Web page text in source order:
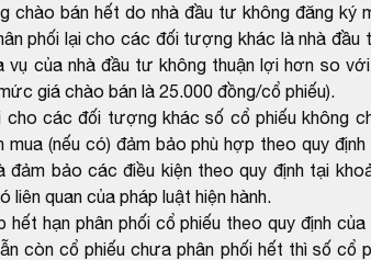
chào bán hết do nhà đầu tư không đăng ký
phối lại cho các đối tượng khác là nhà
vụ của nhà đầu tư không thuận lợi hơn so
giá chào bán là 25.000 đồng/cổ phiếu).
cho các đối tượng khác số cổ phiếu không
mua (nếu có) đảm bảo phù hợp theo quy
đảm bảo các điều kiện theo quy định tại
liên quan của pháp luật hiện hành.
hết hạn phân phối cổ phiếu theo quy định
còn cổ phiếu chưa phân phối hết thì số